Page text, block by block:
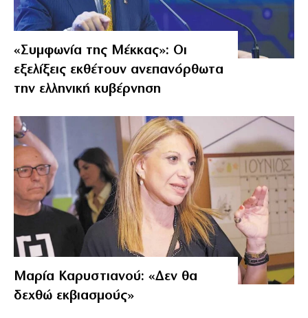
«Συμφωνία της Μέκκας»: Οι
εξελίξεις εκθέτουν ανεπανόρθωτα
την ελληνική κυβέρνηση
Μαρία Καρυστιανού: «Δεν θα
δεχθώ εκβιασμούς»